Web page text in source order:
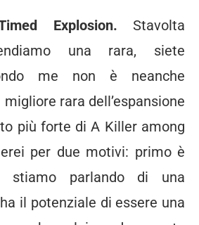
Explosion. Stavolta
una rara, siete
me non è neanche
rara dell’espansione
più forte di A Killer among
per due motivi: primo è
stiamo parlando di una
il potenziale di essere una